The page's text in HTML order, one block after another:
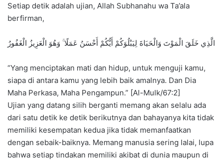
Setiap detik adalah ujian, Allah Subhanahu wa Ta’ala
berfirman,
الَّذِي خَلَقَ الْمَوْتَ وَالْحَيَاةَ لِيَبْلُوَكُمْ أَيُّكُمْ أَحْسَنُ عَمَلًا ۚ وَهُوَ الْعَزِيزُ الْغَفُورُ
“Yang menciptakan mati dan hidup, untuk menguji kamu,
siapa di antara kamu yang lebih baik amalnya. Dan Dia
Maha Perkasa, Maha Pengampun.” [Al-Mulk/67:2]
Ujian yang datang silih berganti memang akan selalu ada
dari satu detik ke detik berikutnya dan bahayanya kita tidak
memiliki kesempatan kedua jika tidak memanfaatkan
dengan sebaik-baiknya. Memang manusia sering lalai, lupa
bahwa setiap tindakan memiliki akibat di dunia maupun di